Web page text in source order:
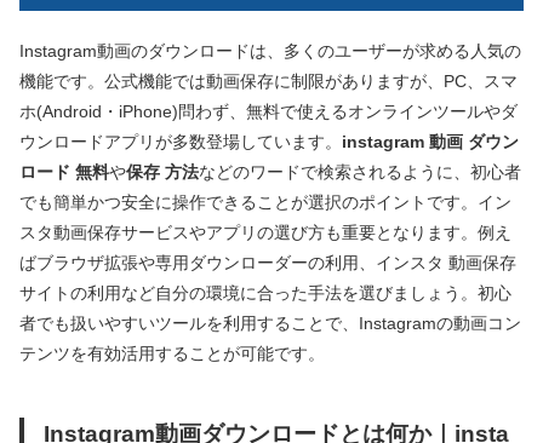
Instagram動画のダウンロードは、多くのユーザーが求める人気の
機能です。公式機能では動画保存に制限がありますが、PC、スマ
ホ(Android・iPhone)問わず、無料で使えるオンラインツールやダ
ウンロードアプリが多数登場しています。 instagram 動画 ダウン
ロード 無料や保存 方法などのワードで検索されるように、初心者
でも簡単かつ安全に操作できることが選択のポイントです。イン
スタ動画保存サービスやアプリの選び方も重要となります。例え
ばブラウザ拡張や専用ダウンローダーの利用、インスタ 動画保存
サイトの利用など自分の環境に合った手法を選びましょう。初心
者でも扱いやすいツールを利用することで、Instagramの動画コン
テンツを有効活用することが可能です。
Instagram動画ダウンロードとは何か｜insta